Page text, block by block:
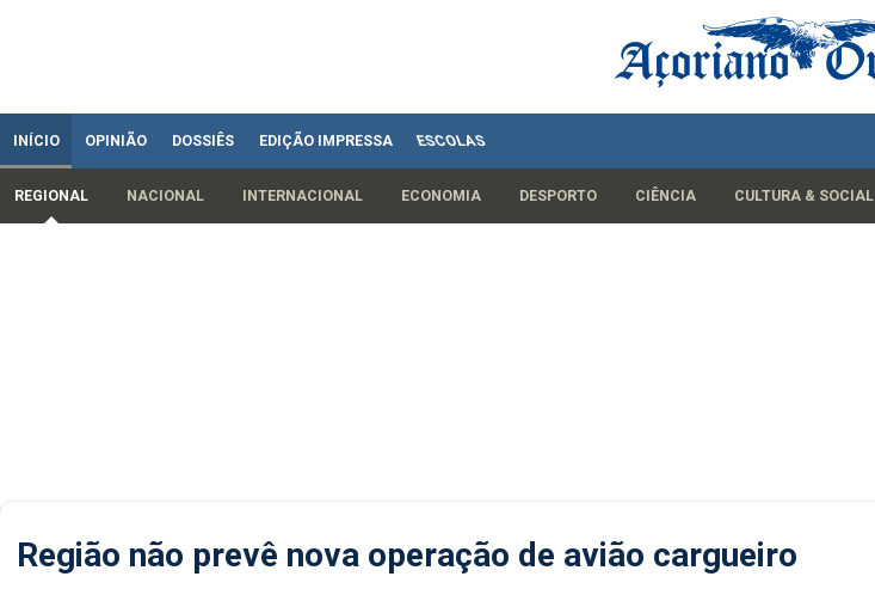
INÍCIO OPINIÃO DOSSIÊS EDIÇÃO IMPRESSA ESCOLAS
REGIONAL NACIONAL INTERNACIONAL ECONOMIA DESPORTO CIÊNCIA CULTURA & SOCIAL
Região não prevê nova operação de avião cargueiro